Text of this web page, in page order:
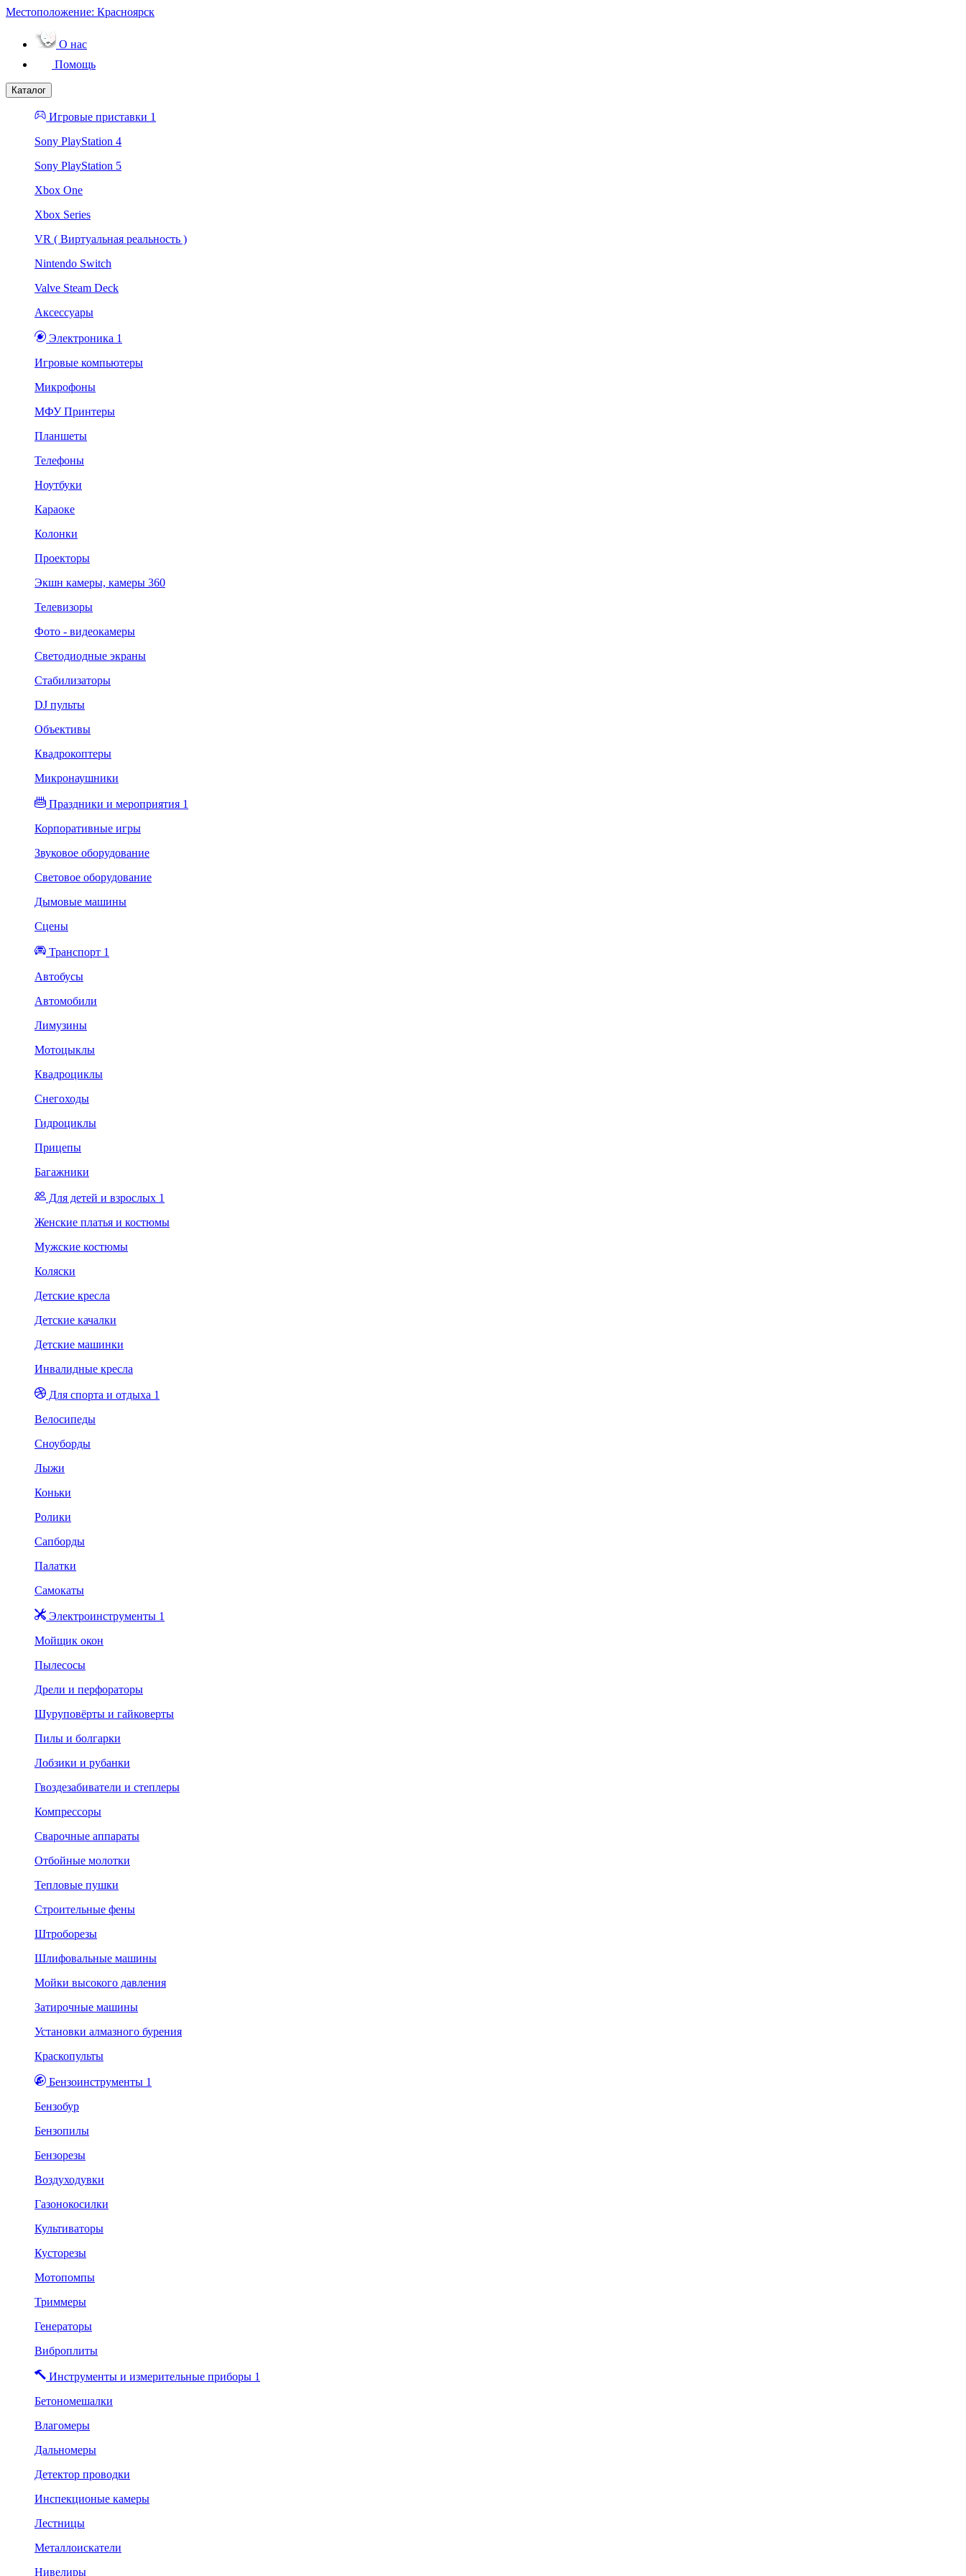
Местоположение: Красноярск
О нас
Помощь
Каталог
Игровые приставки 1
Sony PlayStation 4
Sony PlayStation 5
Xbox One
Xbox Series
VR ( Виртуальная реальность )
Nintendo Switch
Valve Steam Deck
Аксессуары
Электроника 1
Игровые компьютеры
Микрофоны
МФУ Принтеры
Планшеты
Телефоны
Ноутбуки
Караоке
Колонки
Проекторы
Экшн камеры, камеры 360
Телевизоры
Фото - видеокамеры
Светодиодные экраны
Стабилизаторы
DJ пульты
Объективы
Квадрокоптеры
Микронаушники
Праздники и мероприятия 1
Корпоративные игры
Звуковое оборудование
Световое оборудование
Дымовые машины
Сцены
Транспорт 1
Автобусы
Автомобили
Лимузины
Мотоцыклы
Квадроциклы
Снегоходы
Гидроциклы
Прицепы
Багажники
Для детей и взрослых 1
Женские платья и костюмы
Мужские костюмы
Коляски
Детские кресла
Детские качалки
Детские машинки
Инвалидные кресла
Для спорта и отдыха 1
Велосипеды
Сноуборды
Лыжи
Коньки
Ролики
Сапборды
Палатки
Самокаты
Электроинструменты 1
Мойщик окон
Пылесосы
Дрели и перфораторы
Шуруповёрты и гайковерты
Пилы и болгарки
Лобзики и рубанки
Гвоздезабиватели и степлеры
Компрессоры
Сварочные аппараты
Отбойные молотки
Тепловые пушки
Строительные фены
Штроборезы
Шлифовальные машины
Мойки высокого давления
Затирочные машины
Установки алмазного бурения
Краскопульты
Бензоинструменты 1
Бензобур
Бензопилы
Бензорезы
Воздуходувки
Газонокосилки
Культиваторы
Кусторезы
Мотопомпы
Триммеры
Генераторы
Виброплиты
Инструменты и измерительные приборы 1
Бетономешалки
Влагомеры
Дальномеры
Детектор проводки
Инспекционые камеры
Лестницы
Металлоискатели
Нивелиры